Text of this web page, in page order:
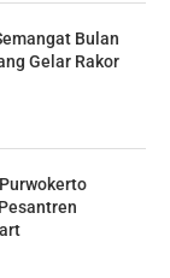
Bulan
Gelar Rakor